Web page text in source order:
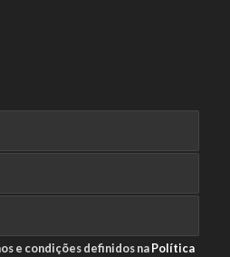
e condições definidos naPolítica